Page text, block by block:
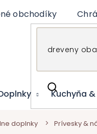
obchodíky
Kuchyňa
doplnky Prívesky &